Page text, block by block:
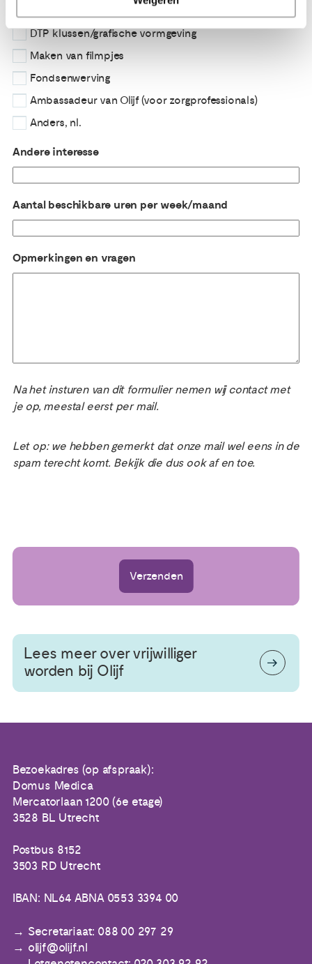
DTP klussen/grafische vormgeving
Maken van filmpjes
Fondsenwerving
Ambassadeur van Olijf (voor zorgprofessionals)
Anders, nl.
Andere interesse
Aantal beschikbare uren per week/maand
Opmerkingen en vragen
Na het insturen van dit formulier nemen wij contact met
je op, meestal eerst per mail.
Let op: we hebben gemerkt dat onze mail wel eens in de
spam terecht komt. Bekijk die dus ook af en toe.
Verzenden
Lees meer over vrijwilliger
worden bij Olijf
Bezoekadres (op afspraak):
Domus Medica
Mercatorlaan 1200 (6e etage)
3528 BL Utrecht
Postbus 8152
3503 RD Utrecht
IBAN: NL64 ABNA 0553 3394 00
Secretariaat: 088 00 297 29
olijf@olijf.nl